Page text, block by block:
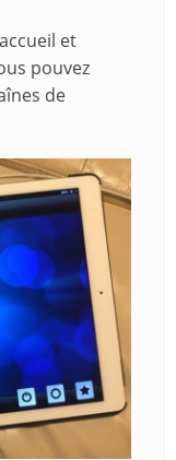
et
pouvez
de